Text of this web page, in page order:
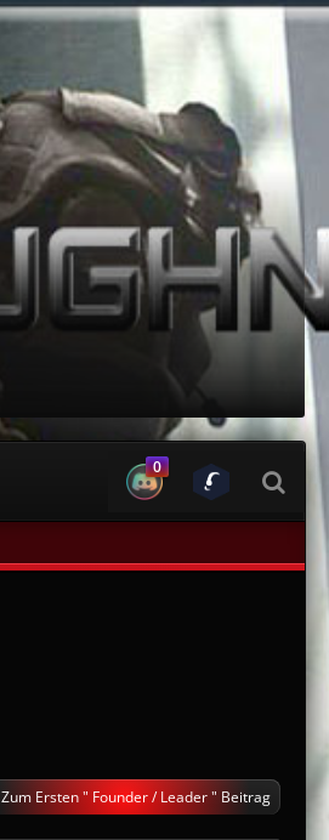
0
Zum Ersten " Founder / Leader " Beitrag